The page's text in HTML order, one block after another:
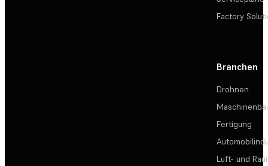
Factory
Branchen
Drohnen
Fertigung
Luft- und